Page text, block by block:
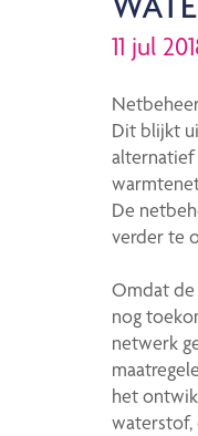
11 jul
Dit blijkt
alternatief
De
verder te
Omdat de
nog
netwerk
het
waterstof,